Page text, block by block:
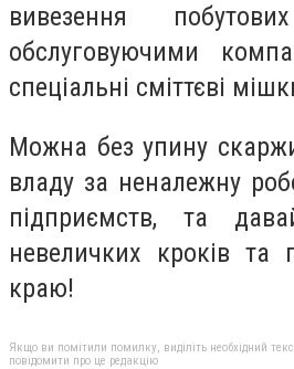
вивезення
обслуговуючими
спеціальні сміттєві
Можна без упину
владу за неналежну
підприємств, та
невеличких кроків та
краю!
Якщо ви помітили помилку, виділіть необхідний
повідомити про це редакцію